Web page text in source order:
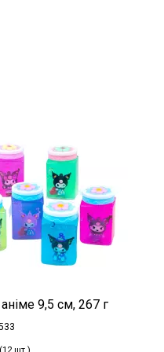
9,5 см, 267 г
шт.)